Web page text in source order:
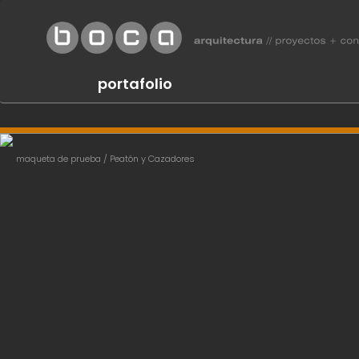
portafolio
maqueta de prueba / Peatón y Cazadores